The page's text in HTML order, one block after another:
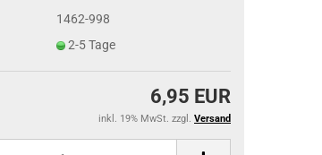
1462-998
2-5 Tage
6,95 EUR
inkl. 19% MwSt. zzgl. Versand